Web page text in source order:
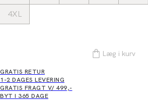
4XL
Læg i kurv
GRATIS RETUR
1-2 DAGES LEVERING
GRATIS FRAGT V/ 499,-
BYT I 365 DAGE